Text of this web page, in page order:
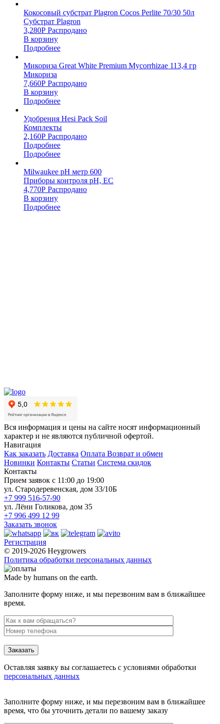
Кокосовый субстрат Plagron Cocos Perlite 70/30 50л
Субстрат Plagron
3,280Р Распродано
В корзину
Подробнее
Микориза Great White Premium Mycorrhizae 113,4 гр
Микориза
7,660Р Распродано
В корзину
Подробнее
Удобрения Hesi Pack Soil
Комплекты
2,160Р Распродано
Подробнее
Подробнее
Milwaukee pH метр 600
Приборы контроля pH, EC
4,770Р Распродано
В корзину
Подробнее
Вся информация и цены на сайте носят информационный
характер и не являются публичной офертой.
Навигация
Как заказать Доставка Оплата Возврат и обмен
Новинки Контакты Статьи Система скидок
Контакты
Прием заявок с 11:00 до 19:00
ул. Стародеревенская, дом 33/10Б
+7 999 516-57-90
ул. Лёни Голикова, дом 35
+7 996 499 12 99
Заказать звонок
Регистрация
© 2019-2026 Heygrowers
Политика обработки персональных данных
Made by humans on the earth.
Заполните форму ниже, и мы перезвоним вам в ближайшее
время.
Заказать
Оставляя заявку вы соглашаетесь с условиями обработки
персональных данных
Заполните форму ниже, и мы перезвоним вам в ближайшее
время, что бы уточнить детали по вашему заказу